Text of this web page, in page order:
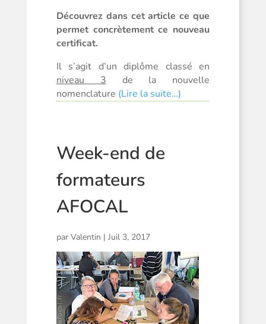
Découvrez dans cet article ce que
permet concrètement ce nouveau
certificat.
Il s’agit d’un diplôme classé en
niveau 3 de la nouvelle
nomenclature (Lire la suite…)
Week-end de
formateurs
AFOCAL
par Valentin | Juil 3, 2017